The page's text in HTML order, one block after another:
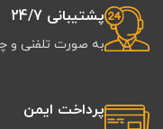
پشتیبانی 24/7
به صورت تلفنی و
پرداخت ایمن